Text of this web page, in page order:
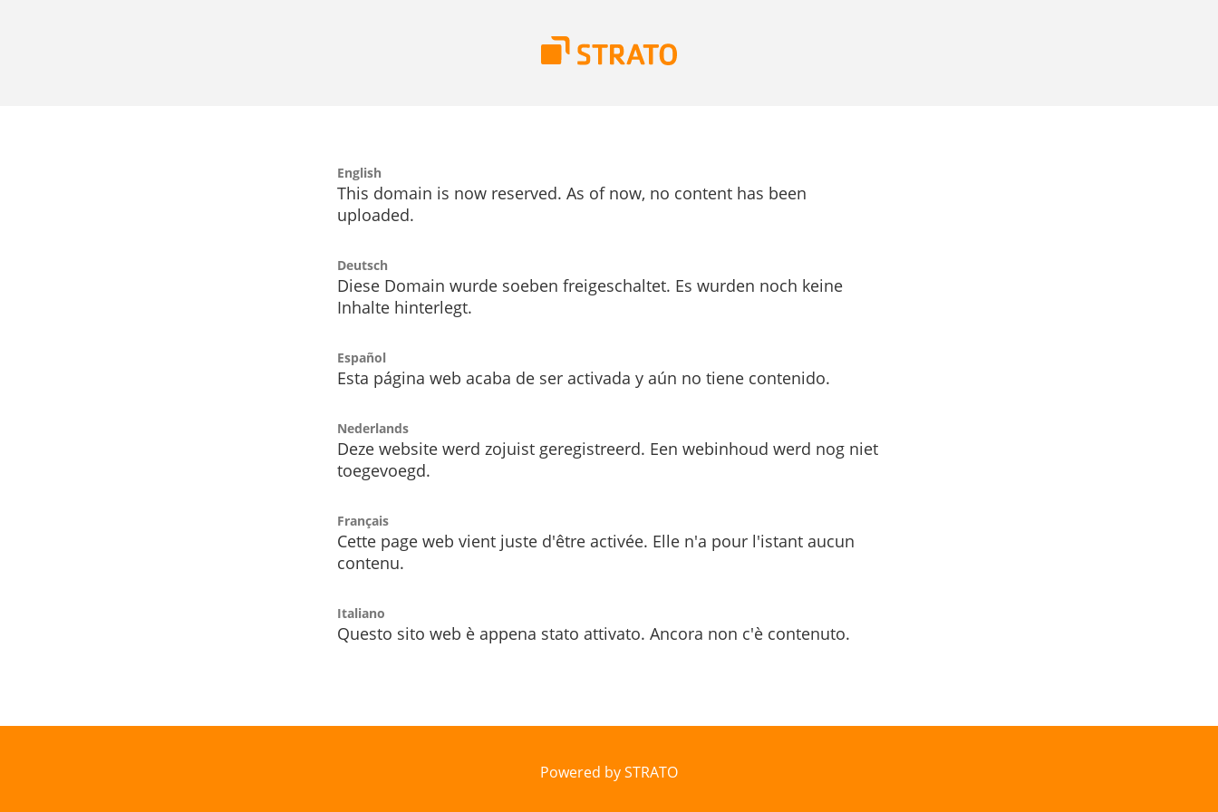
English
This domain is now reserved. As of now, no content has been
uploaded.
Deutsch
Diese Domain wurde soeben freigeschaltet. Es wurden noch keine
Inhalte hinterlegt.
Español
Esta página web acaba de ser activada y aún no tiene contenido.
Nederlands
Deze website werd zojuist geregistreerd. Een webinhoud werd nog niet
toegevoegd.
Français
Cette page web vient juste d'être activée. Elle n'a pour l'istant aucun
contenu.
Italiano
Questo sito web è appena stato attivato. Ancora non c'è contenuto.
Powered by STRATO